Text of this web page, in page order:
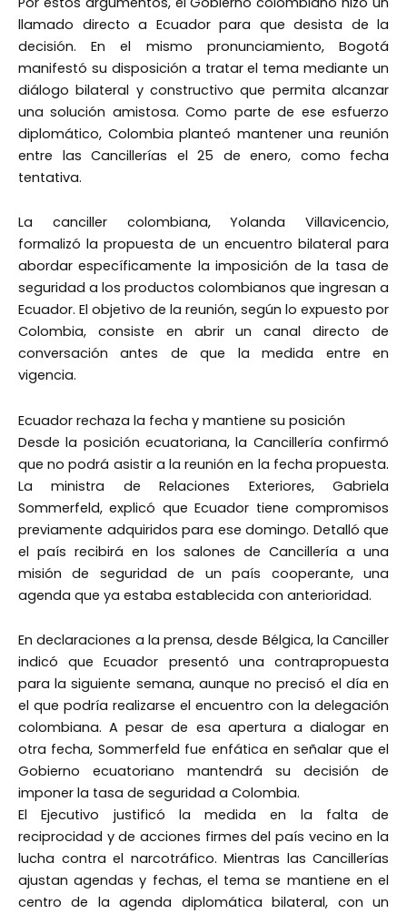
llamado directo a Ecuador para que desista de la
decisión. En el mismo pronunciamiento, Bogotá
manifestó su disposición a tratar el tema mediante un
diálogo bilateral y constructivo que permita alcanzar
una solución amistosa. Como parte de ese esfuerzo
diplomático, Colombia planteó mantener una reunión
entre las Cancillerías el 25 de enero, como fecha
tentativa.
La canciller colombiana, Yolanda Villavicencio,
formalizó la propuesta de un encuentro bilateral para
abordar específicamente la imposición de la tasa de
seguridad a los productos colombianos que ingresan a
Ecuador. El objetivo de la reunión, según lo expuesto por
Colombia, consiste en abrir un canal directo de
conversación antes de que la medida entre en
vigencia.
Ecuador rechaza la fecha y mantiene su posición
Desde la posición ecuatoriana, la Cancillería confirmó
que no podrá asistir a la reunión en la fecha propuesta.
La ministra de Relaciones Exteriores, Gabriela
Sommerfeld, explicó que Ecuador tiene compromisos
previamente adquiridos para ese domingo. Detalló que
el país recibirá en los salones de Cancillería a una
misión de seguridad de un país cooperante, una
agenda que ya estaba establecida con anterioridad.
En declaraciones a la prensa, desde Bélgica, la Canciller
indicó que Ecuador presentó una contrapropuesta
para la siguiente semana, aunque no precisó el día en
el que podría realizarse el encuentro con la delegación
colombiana. A pesar de esa apertura a dialogar en
otra fecha, Sommerfeld fue enfática en señalar que el
Gobierno ecuatoriano mantendrá su decisión de
imponer la tasa de seguridad a Colombia.
El Ejecutivo justificó la medida en la falta de
reciprocidad y de acciones firmes del país vecino en la
lucha contra el narcotráfico. Mientras las Cancillerías
ajustan agendas y fechas, el tema se mantiene en el
centro de la agenda diplomática bilateral, con un